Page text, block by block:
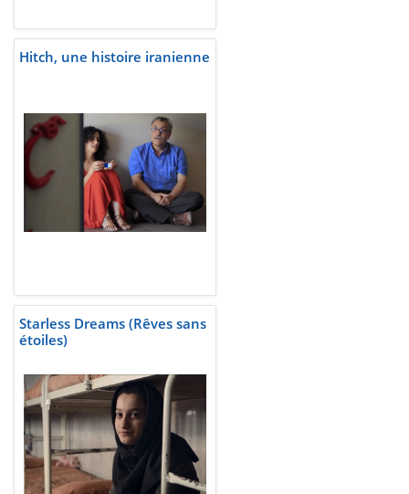
Hitch, une histoire iranienne
Starless Dreams (Rêves sans
étoiles)